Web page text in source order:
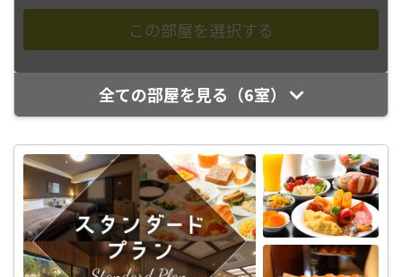
全ての部屋を見る（6室）